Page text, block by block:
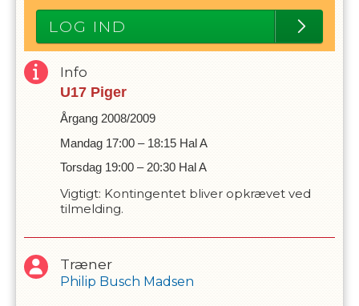
LOG IND
Info
U17 Piger
Årgang 2008/2009
Mandag 17:00 – 18:15 Hal A
Torsdag 19:00 – 20:30 Hal A
Vigtigt: Kontingentet bliver opkrævet ved
tilmelding.
Træner
Philip Busch Madsen